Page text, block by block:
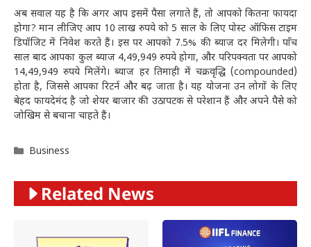
अब सवाल यह है कि अगर आप इसमें पैसा लगाते हैं, तो आपको कितना फायदा
होगा? मान लीजिए आप 10 लाख रुपये को 5 साल के लिए पोस्ट ऑफिस टाइम
डिपॉजिट में निवेश करते हैं। इस पर आपको 7.5% की ब्याज दर मिलेगी। पाँच
साल बाद आपका कुल ब्याज 4,49,949 रुपये होगा, और परिपक्वता पर आपको
14,49,949 रुपये मिलेंगे। ब्याज हर तिमाही में चक्रवृद्धि (compounded)
होता है, जिससे आपका रिटर्न और बढ़ जाता है। यह योजना उन लोगों के लिए
बेहद फायदेमंद है जो शेयर बाजार की उठापटक से परेशान हैं और अपने पैसे को
जोखिम से बचाना चाहते हैं।
Categories
Business
Related News